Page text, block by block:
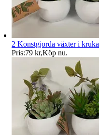
2 Konstgjorda växter i kruka
Pris:79 kr,Köp nu.